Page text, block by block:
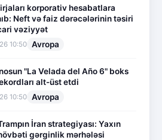
korporativ hesabatlara
Neft və faiz dərəcələrinin təsiri
vəziyyət
10:50 Avropa
"La Velada del Año 6" boks
alt-üst etdi
10:50 Avropa
İran strategiyası: Yaxın
gərginlik mərhələsi